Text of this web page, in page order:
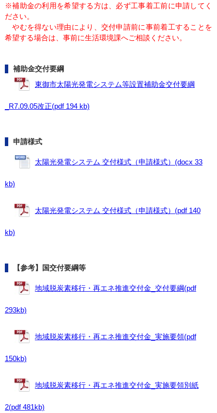
※補助金の利用を希望する方は、必ず工事着工前に申請してく
ださい。
やむを得ない理由により、交付申請前に事前着工することを
希望する場合は、事前に生活環境課へご相談ください。
補助金交付要綱
東御市太陽光発電システム等設置補助金交付要綱
_R7.09.05改正(pdf 194 kb)
申請様式
太陽光発電システム 交付様式（申請様式）(docx 33
kb)
太陽光発電システム 交付様式（申請様式）(pdf 140
kb)
【参考】国交付要綱等
地域脱炭素移行・再エネ推進交付金_交付要綱(pdf
293kb)
地域脱炭素移行・再エネ推進交付金_実施要領(pdf
150kb)
地域脱炭素移行・再エネ推進交付金_実施要領別紙
2(pdf 481kb)